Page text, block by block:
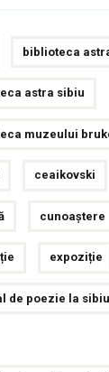
biblioteca
astra sibiu
muzeului
ceaikovski
cunoaștere
expoziție
de poezie la sibiu